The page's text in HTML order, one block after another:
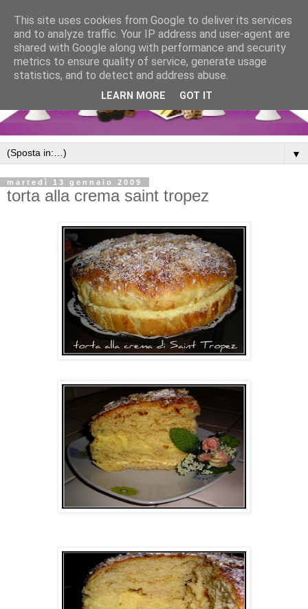
▼
martedì 13 gennaio 2009
torta alla crema saint tropez
This site uses cookies from Google to deliver its services
and to analyze traffic. Your IP address and user-agent are
shared with Google along with performance and security
metrics to ensure quality of service, generate usage
statistics, and to detect and address abuse.
LEARN MORE GOT IT